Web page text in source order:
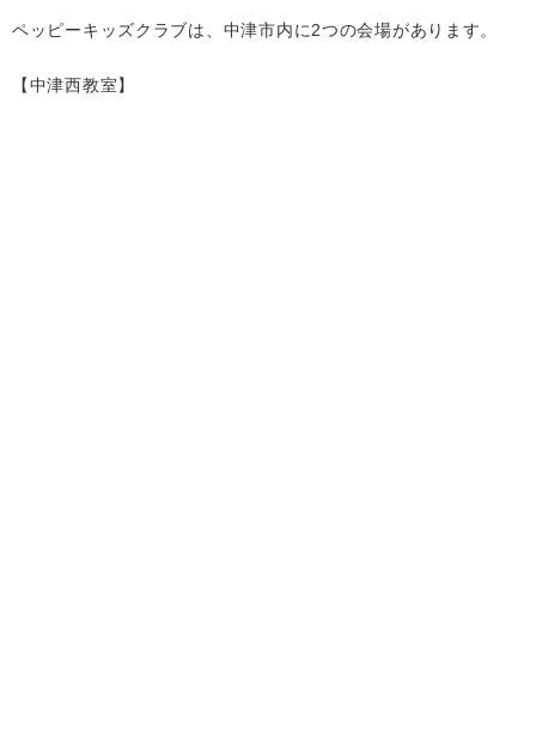
ペッピーキッズクラブは、中津市内に2つの会場があります。
【中津西教室】